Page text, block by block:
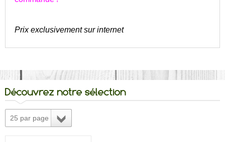
Prix exclusivement sur internet
Découvrez notre sélection
25 par page